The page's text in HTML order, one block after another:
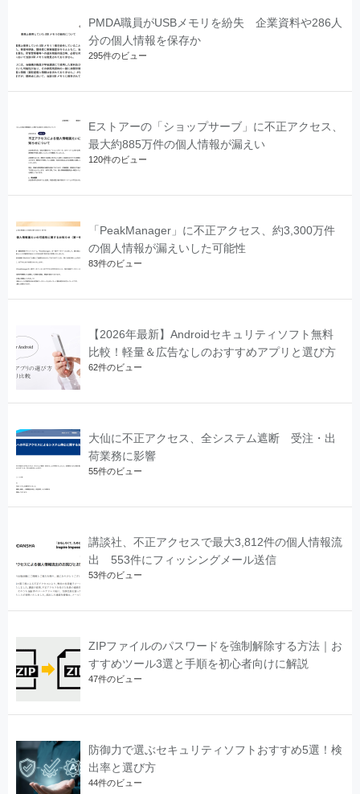
PMDA職員がUSBメモリを紛失 企業資料や286人
分の個人情報を保存か
295件のビュー
Eストアーの「ショップサーブ」に不正アクセス、
最大約885万件の個人情報が漏えい
120件のビュー
「PeakManager」に不正アクセス、約3,300万件
の個人情報が漏えいした可能性
83件のビュー
【2026年最新】Androidセキュリティソフト無料
比較！軽量＆広告なしのおすすめアプリと選び方
62件のビュー
大仙に不正アクセス、全システム遮断 受注・出
荷業務に影響
55件のビュー
講談社、不正アクセスで最大3,812件の個人情報流
出 553件にフィッシングメール送信
53件のビュー
ZIPファイルのパスワードを強制解除する方法｜お
すすめツール3選と手順を初心者向けに解説
47件のビュー
防御力で選ぶセキュリティソフトおすすめ5選！検
出率と選び方
44件のビュー